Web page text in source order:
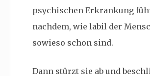
psychischen Erkrankung
nachdem, wie labil der
sowieso schon sind.
Dann stürzt sie ab und